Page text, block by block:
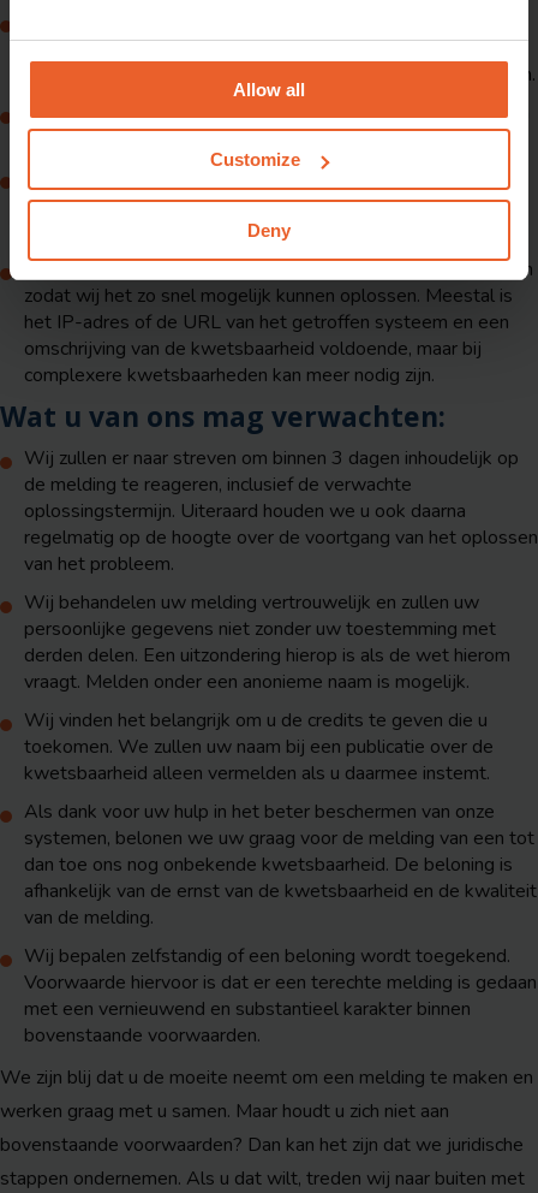
Allow all
Customize
Deny
daarmee de kwetsbaarheid aan te tonen. Dit kan extra
schade opleveren en onnodige veiligheidsrisico’s veroorzaken.
Verwijder alle vertrouwelijke gegevens die zijn verkregen via
het lek direct nadat er een oplossing is toegepast.
brute force
beveiliging, social engineering,distributed denial of
(DDOS), spam en/of applicaties van leveranciers.
Geef voldoende informatie om het probleem te reproduceren
zodat wij het zo snel mogelijk kunnen oplossen. Meestal is
het IP-adres of de URL van het getroffen systeem en een
omschrijving van de kwetsbaarheid voldoende, maar bij
complexere kwetsbaarheden kan meer nodig zijn.
Wat u van ons mag verwachten:
Wij zullen er naar streven om binnen 3 dagen inhoudelijk op
de melding te reageren, inclusief de verwachte
oplossingstermijn. Uiteraard houden we u ook daarna
regelmatig op de hoogte over de voortgang van het oplossen
van het probleem.
Wij behandelen uw melding vertrouwelijk en zullen uw
persoonlijke gegevens niet zonder uw toestemming met
derden delen. Een uitzondering hierop is als de wet hierom
vraagt. Melden onder een anonieme naam is mogelijk.
Wij vinden het belangrijk om u de credits te geven die u
toekomen. We zullen uw naam bij een publicatie over de
kwetsbaarheid alleen vermelden als u daarmee instemt.
Als dank voor uw hulp in het beter beschermen van onze
systemen, belonen we uw graag voor de melding van een tot
dan toe ons nog onbekende kwetsbaarheid. De beloning is
afhankelijk van de ernst van de kwetsbaarheid en de kwaliteit
van de melding.
Wij bepalen zelfstandig of een beloning wordt toegekend.
Voorwaarde hiervoor is dat er een terechte melding is gedaan
met een vernieuwend en substantieel karakter binnen
bovenstaande voorwaarden.
We zijn blij dat u de moeite neemt om een melding te maken en
werken graag met u samen. Maar houdt u zich niet aan
bovenstaande voorwaarden? Dan kan het zijn dat we juridische
stappen ondernemen. Als u dat wilt, treden wij naar buiten met